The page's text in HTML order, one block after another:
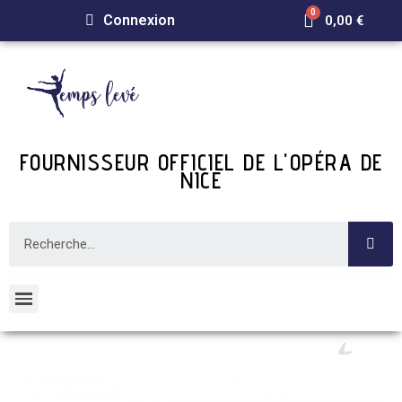
Connexion 0,00 €
FOURNISSEUR OFFICIEL DE L'OPÉRA DE
NICE